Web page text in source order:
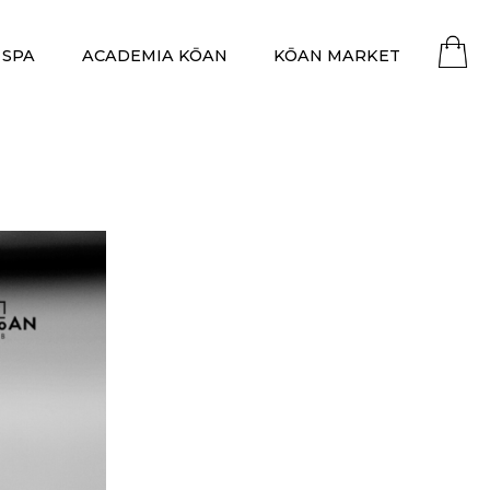
ACADEMIA KŌAN KŌAN MARKET